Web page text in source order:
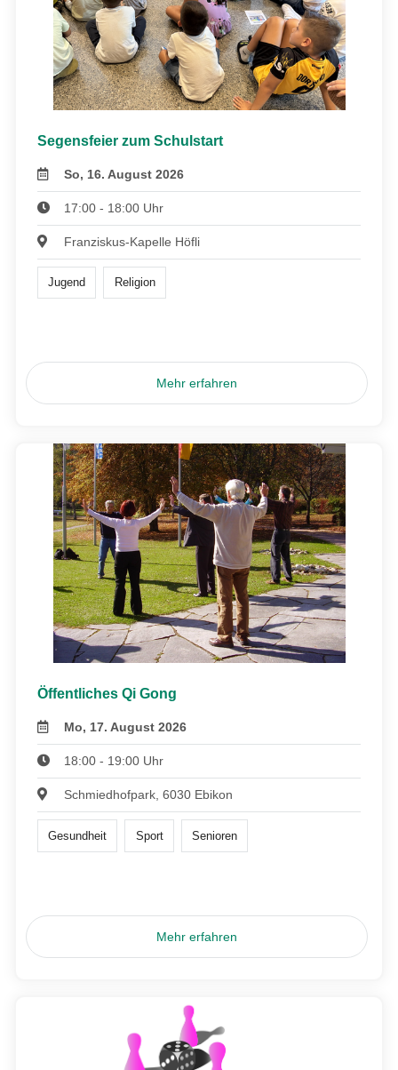
Segensfeier zum Schulstart
So, 16. August 2026
17:00 - 18:00 Uhr
Franziskus-Kapelle Höfli
Jugend Religion
Mehr erfahren
Öffentliches Qi Gong
Mo, 17. August 2026
18:00 - 19:00 Uhr
Schmiedhofpark, 6030 Ebikon
Gesundheit Sport Senioren
Mehr erfahren